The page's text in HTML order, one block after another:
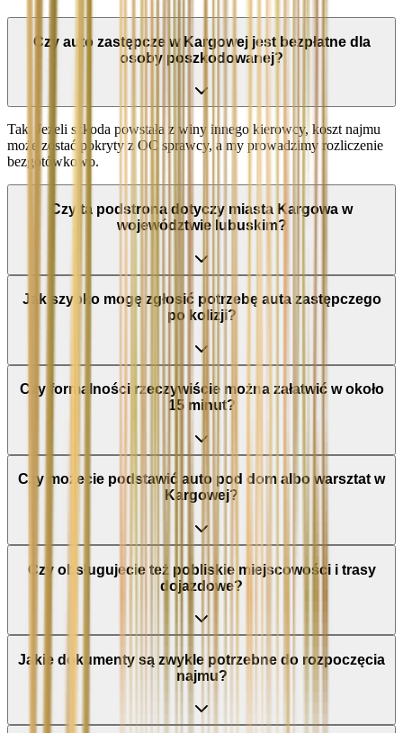
Czy auto zastępcze w Kargowej jest bezpłatne dla
osoby poszkodowanej?
Tak. Jeżeli szkoda powstała z winy innego kierowcy, koszt najmu
może zostać pokryty z OC sprawcy, a my prowadzimy rozliczenie
bezgotówkowo.
Czy ta podstrona dotyczy miasta Kargowa w
województwie lubuskim?
Jak szybko mogę zgłosić potrzebę auta zastępczego
po kolizji?
Czy formalności rzeczywiście można załatwić w około
15 minut?
Czy możecie podstawić auto pod dom albo warsztat w
Kargowej?
Czy obsługujecie też pobliskie miejscowości i trasy
dojazdowe?
Jakie dokumenty są zwykle potrzebne do rozpoczęcia
najmu?